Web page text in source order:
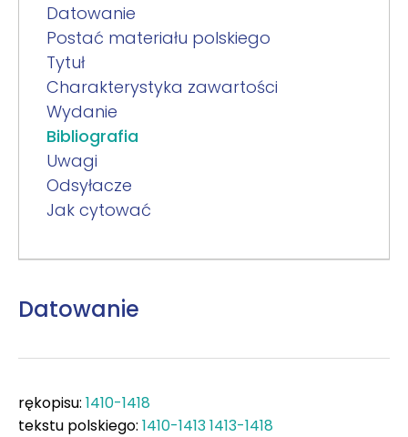
Datowanie
Postać materiału polskiego
Tytuł
Charakterystyka zawartości
Wydanie
Bibliografia
Uwagi
Odsyłacze
Jak cytować
Datowanie
rękopisu: 1410-1418
tekstu polskiego: 1410-14131413-1418